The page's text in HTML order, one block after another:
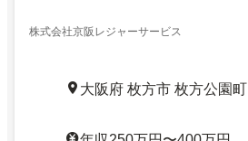
株式会社京阪レジャーサービス
大阪府 枚方市 枚方公園町